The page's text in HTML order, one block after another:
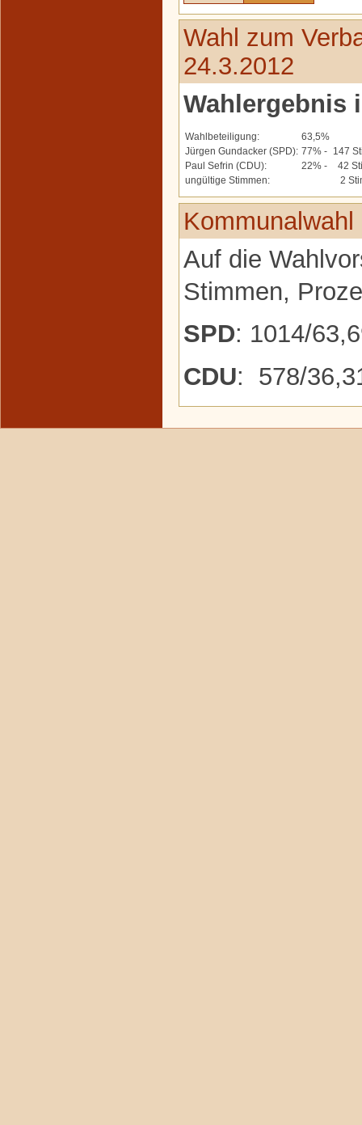
Wahl zum
24.3.2012
Wahlergebnis
Wahlbeteiligung:
63,5%
Jürgen Gundacker (SPD): 77% - 147
Paul Sefrin (CDU):
22% -
42
ungültige Stimmen:
2
Auf die
Stimmen,
SPD: 1014/
CDU: 578/